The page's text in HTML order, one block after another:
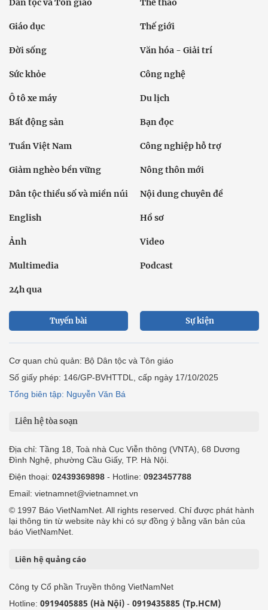
Dân tộc và Tôn giáo Thể thao
Giáo dục Thế giới
Đời sống Văn hóa - Giải trí
Sức khỏe Công nghệ
Ô tô xe máy Du lịch
Bất động sản Bạn đọc
Tuần Việt Nam Công nghiệp hỗ trợ
Giảm nghèo bền vững Nông thôn mới
Dân tộc thiểu số và miền núi Nội dung chuyên đề
English Hồ sơ
Ảnh Video
Multimedia Podcast
24h qua
Tuyến bài Sự kiện
Cơ quan chủ quản: Bộ Dân tộc và Tôn giáo
Số giấy phép: 146/GP-BVHTTDL, cấp ngày 17/10/2025
Tổng biên tập: Nguyễn Văn Bá
Liên hệ tòa soạn
Địa chỉ: Tầng 18, Toà nhà Cục Viễn thông (VNTA), 68 Dương
Đình Nghệ, phường Cầu Giấy, TP. Hà Nội.
Điện thoại: 02439369898 - Hotline: 0923457788
Email: vietnamnet@vietnamnet.vn
© 1997 Báo VietNamNet. All rights reserved. Chỉ được phát hành
lại thông tin từ website này khi có sự đồng ý bằng văn bản của
báo VietNamNet.
Liên hệ quảng cáo
Công ty Cổ phần Truyền thông VietNamNet
Hotline: 0919405885 (Hà Nội) - 0919435885 (Tp.HCM)